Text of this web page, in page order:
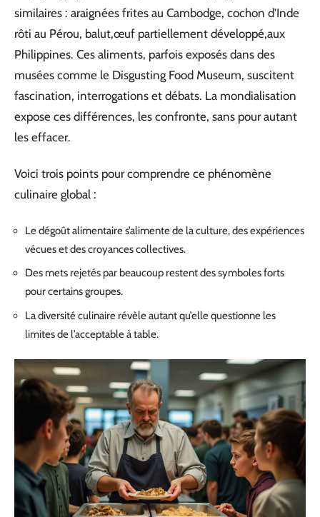
similaires : araignées frites au Cambodge, cochon d’Inde
rôti au Pérou, balut,œuf partiellement développé,aux
Philippines. Ces aliments, parfois exposés dans des
musées comme le Disgusting Food Museum, suscitent
fascination, interrogations et débats. La mondialisation
expose ces différences, les confronte, sans pour autant
les effacer.
Voici trois points pour comprendre ce phénomène
culinaire global :
Le dégoût alimentaire s’alimente de la culture, des expériences
vécues et des croyances collectives.
Des mets rejetés par beaucoup restent des symboles forts
pour certains groupes.
La diversité culinaire révèle autant qu’elle questionne les
limites de l’acceptable à table.